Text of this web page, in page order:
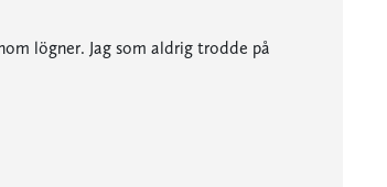
lögner. Jag som aldrig trodde på